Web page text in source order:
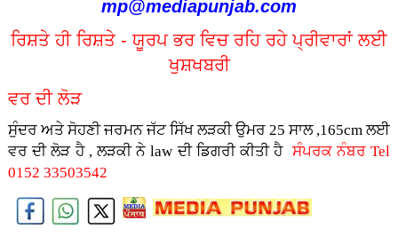
mp@mediapunjab.com
ਰਿਸ਼ਤੇ ਹੀ ਰਿਸ਼ਤੇ - ਯੂਰਪ ਭਰ ਵਿਚ ਰਹਿ ਰਹੇ ਪ੍ਰੀਵਾਰਾਂ ਲਈ
ਖੁਸ਼ਖਬਰੀ
ਵਰ ਦੀ ਲੋੜ
ਸੁੰਦਰ ਅਤੇ ਸੋਹਣੀ ਜਰਮਨ ਜੱਟ ਸਿੱਖ ਲੜਕੀ ਉਮਰ 25 ਸਾਲ ,165cm ਲਈ
ਵਰ ਦੀ ਲੋੜ ਹੈ , ਲੜਕੀ ਨੇ law ਦੀ ਡਿਗਰੀ ਕੀਤੀ ਹੈਸੰਪਰਕ ਨੰਬਰ Tel
0152 33503542